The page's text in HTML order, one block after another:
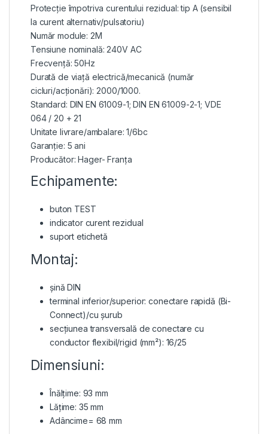
Protecție împotriva curentului rezidual: tip A (sensibil
la curent alternativ/pulsatoriu)
Număr module: 2M
Tensiune nominală: 240V AC
Frecvență: 50Hz
Durată de viață electrică/mecanică (număr
cicluri/acționări): 2000/1000.
Standard: DIN EN 61009-1; DIN EN 61009-2-1; VDE
064 / 20 + 21
Unitate livrare/ambalare: 1/6bc
Garanție: 5 ani
Producător: Hager- Franța
Echipamente:
buton TEST
indicator curent rezidual
suport etichetă
Montaj:
șină DIN
terminal inferior/superior: conectare rapidă (Bi-
Connect)/cu șurub
secțiunea transversală de conectare cu
conductor flexibil/rigid (mm²): 16/25
Dimensiuni:
Înălțime: 93 mm
Lățime: 35 mm
Adâncime= 68 mm